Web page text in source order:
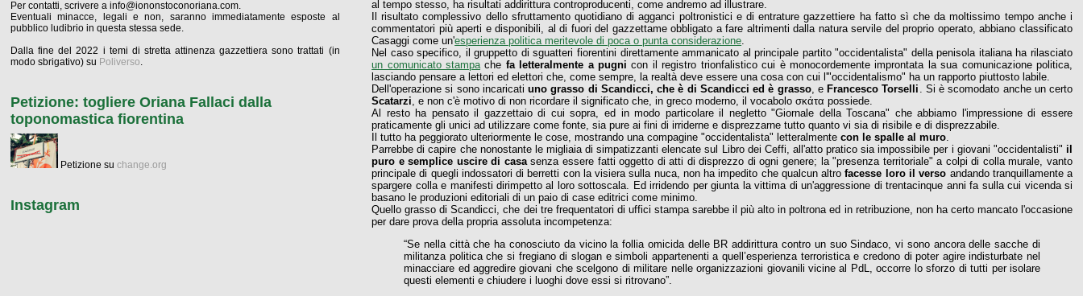
al tempo stesso, ha risultati addirittura controproducenti, come andremo ad illustrare.
Il risultato complessivo dello sfruttamento quotidiano di agganci poltronistici e di entrature gazzettiere ha fatto sì che da moltissimo tempo anche i
commentatori più aperti e disponibili, al di fuori del gazzettame obbligato a fare altrimenti dalla natura servile del proprio operato, abbiano classificato
Casaggi come un'esperienza politica meritevole di poca o punta considerazione.
Nel caso specifico, il gruppetto di sguatteri fiorentini direttamente ammanicato al principale partito "occidentalista" della penisola italiana ha rilasciato
un comunicato stampache fa letteralmente a pugni con il registro trionfalistico cui è monocordemente improntata la sua comunicazione politica,
lasciando pensare a lettori ed elettori che, come sempre, la realtà deve essere una cosa con cui l'"occidentalismo" ha un rapporto piuttosto labile.
Dell'operazione si sono incaricatiuno grasso di Scandicci, che è di Scandicci ed è grasso, e Francesco Torselli . Si è scomodato anche un certo
Scatarzi, e non c'è motivo di non ricordare il significato che, in greco moderno, il vocabolo σκάτα possiede.
Al resto ha pensato il gazzettaio di cui sopra, ed in modo particolare il negletto "Giornale della Toscana" che abbiamo l'impressione di essere
praticamente gli unici ad utilizzare come fonte, sia pure ai fini di irriderne e disprezzarne tutto quanto vi sia di risibile e di disprezzabile.
Il tutto ha peggiorato ulteriormente le cose, mostrando una compagine "occidentalista" letteralmentecon le spalle al muro.
Parrebbe di capire che nonostante le migliaia di simpatizzanti elencate sul Libro dei Ceffi, all'atto pratico sia impossibile per i giovani "occidentalisti" il
puro e semplice uscire di casasenza essere fatti oggetto di atti di disprezzo di ogni genere; la "presenza territoriale" a colpi di colla murale, vanto
principale di quegli indossatori di berretti con la visiera sulla nuca, non ha impedito che qualcun altrofacesse loro il verso andando tranquillamente a
spargere colla e manifesti dirimpetto al loro sottoscala. Ed irridendo per giunta la vittima di un'aggressione di trentacinque anni fa sulla cui vicenda si
basano le produzioni editoriali di un paio di case editrici come minimo.
Quello grasso di Scandicci, che dei tre frequentatori di uffici stampa sarebbe il più alto in poltrona ed in retribuzione, non ha certo mancato l'occasione
per dare prova della propria assoluta incompetenza:
“Se nella città che ha conosciuto da vicino la follia omicida delle BR addirittura contro un suo Sindaco, vi sono ancora delle sacche di
militanza politica che si fregiano di slogan e simboli appartenenti a quell’esperienza terroristica e credono di poter agire indisturbate nel
minacciare ed aggredire giovani che scelgono di militare nelle organizzazioni giovanili vicine al PdL, occorre lo sforzo di tutti per isolare
questi elementi e chiudere i luoghi dove essi si ritrovano”.
Per contatti, scrivere a info@iononstoconoriana.com.
Eventuali minacce, legali e non, saranno immediatamente esposte al
pubblico ludibrio in questa stessa sede.
Dalla fine del 2022 i temi di stretta attinenza gazzettiera sono trattati (in
modo sbrigativo) su Poliverso.
Petizione: togliere Oriana Fallaci dalla
toponomastica fiorentina
Petizione su change.org
Instagram